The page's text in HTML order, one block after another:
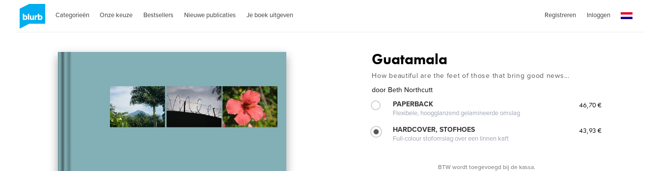
Categorieën Onze keuze Bestsellers Nieuwe publicaties Je boek uitgeven Registreren Inloggen
Guatamala
How beautiful are the feet of those that bring good news...
door Beth Northcutt
PAPERBACK
Flexibele, hoogglanzend gelamineerde omslag
46,70 €
HARDCOVER, STOFHOES
Full-colour stofomslag over een linnen kaft
43,93 €
BTW wordt toegevoegd bij de kassa.